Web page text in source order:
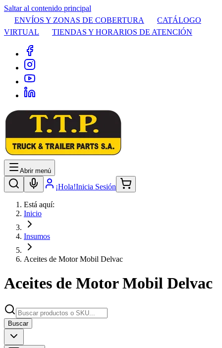
Saltar al contenido principal
ENVÍOS Y ZONAS DE COBERTURA
CATÁLOGO
VIRTUAL
TIENDAS Y HORARIOS DE ATENCIÓN
Abrir menú
¡Hola!Inicia Sesión
Está aquí:
Inicio
Insumos
Aceites de Motor Mobil Delvac
Aceites de Motor Mobil Delvac
Buscar